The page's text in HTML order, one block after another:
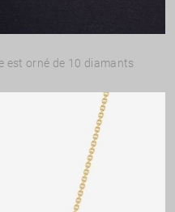
est orné de 10 diamants